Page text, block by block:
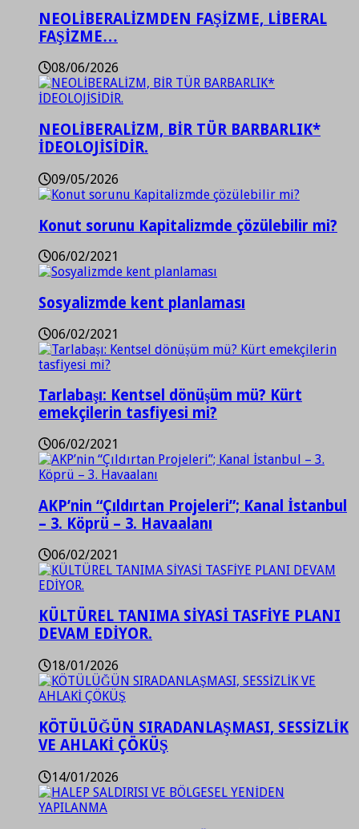
NEOLİBERALİZMDEN FAŞİZME, LİBERAL
FAŞİZME…
08/06/2026
NEOLİBERALİZM, BİR TÜR BARBARLIK*
İDEOLOJİSİDİR.
09/05/2026
Konut sorunu Kapitalizmde çözülebilir mi?
06/02/2021
Sosyalizmde kent planlaması
06/02/2021
Tarlabaşı: Kentsel dönüşüm mü? Kürt
emekçilerin tasfiyesi mi?
06/02/2021
AKP’nin “Çıldırtan Projeleri”; Kanal İstanbul
– 3. Köprü – 3. Havaalanı
06/02/2021
KÜLTÜREL TANIMA SİYASİ TASFİYE PLANI
DEVAM EDİYOR.
18/01/2026
KÖTÜLÜĞÜN SIRADANLAŞMASI, SESSİZLİK
VE AHLAKİ ÇÖKÜŞ
14/01/2026